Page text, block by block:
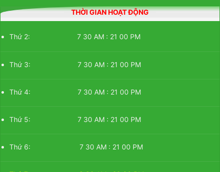
THỜI GIAN HOẠT ĐỘNG
Thứ 2: 7 30 AM : 21 00 PM
Thứ 3: 7 30 AM : 21 00 PM
Thứ 4: 7 30 AM : 21 00 PM
Thứ 5: 7 30 AM : 21 00 PM
Thứ 6: 7 30 AM : 21 00 PM